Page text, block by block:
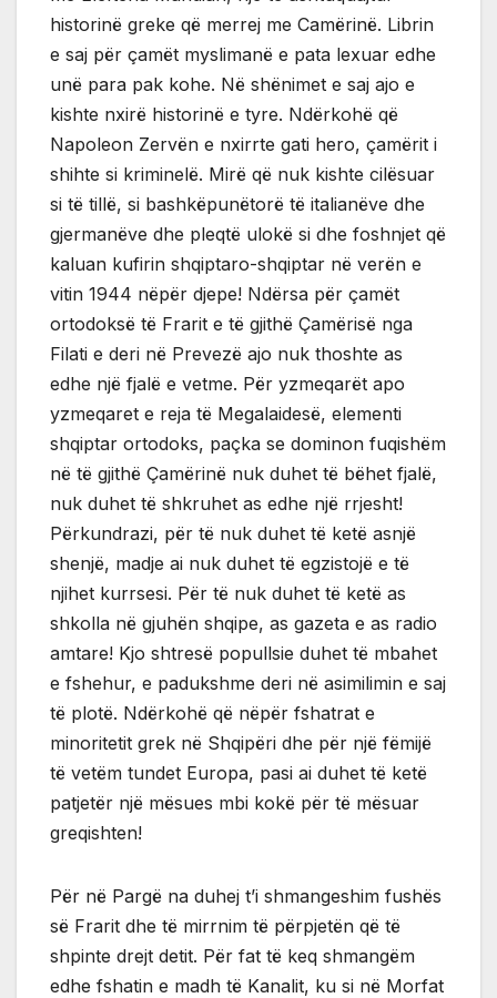
historinë greke që merrej me Camërinë. Librin
e saj për çamët myslimanë e pata lexuar edhe
unë para pak kohe. Në shënimet e saj ajo e
kishte nxirë historinë e tyre. Ndërkohë që
Napoleon Zervën e nxirrte gati hero, çamërit i
shihte si kriminelë. Mirë që nuk kishte cilësuar
si të tillë, si bashkëpunëtorë të italianëve dhe
gjermanëve dhe pleqtë ulokë si dhe foshnjet që
kaluan kufirin shqiptaro-shqiptar në verën e
vitin 1944 nëpër djepe! Ndërsa për çamët
ortodoksë të Frarit e të gjithë Çamërisë nga
Filati e deri në Prevezë ajo nuk thoshte as
edhe një fjalë e vetme. Për yzmeqarët apo
yzmeqaret e reja të Megalaidesë, elementi
shqiptar ortodoks, paçka se dominon fuqishëm
në të gjithë Çamërinë nuk duhet të bëhet fjalë,
nuk duhet të shkruhet as edhe një rrjesht!
Përkundrazi, për të nuk duhet të ketë asnjë
shenjë, madje ai nuk duhet të egzistojë e të
njihet kurrsesi. Për të nuk duhet të ketë as
shkolla në gjuhën shqipe, as gazeta e as radio
amtare! Kjo shtresë popullsie duhet të mbahet
e fshehur, e padukshme deri në asimilimin e saj
të plotë. Ndërkohë që nëpër fshatrat e
minoritetit grek në Shqipëri dhe për një fëmijë
të vetëm tundet Europa, pasi ai duhet të ketë
patjetër një mësues mbi kokë për të mësuar
greqishten!
Për në Pargë na duhej t’i shmangeshim fushës
së Frarit dhe të mirrnim të përpjetën që të
shpinte drejt detit. Për fat të keq shmangëm
edhe fshatin e madh të Kanalit, ku si në Morfat